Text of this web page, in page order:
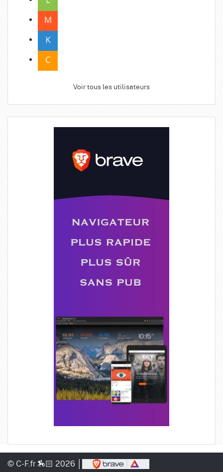
Voir tous les utilisateurs
© C-F.fr 🏇🏻 2026 │